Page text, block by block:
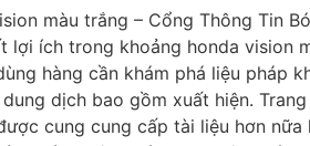
lợi ích trong khoảng honda vision
hàng cần khám phá liệu pháp
dịch bao gồm xuất hiện.
cung cung cấp tài liệu hơn nữa